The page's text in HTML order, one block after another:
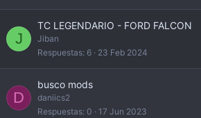
J
TC LEGENDARIO - FORD FALCON
Jiban
Respuestas 6 23 Feb 2024
D
busco mods
daniics2
Respuestas 0 17 Jun 2023